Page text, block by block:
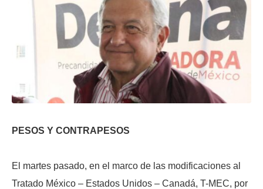
PESOS Y CONTRAPESOS
El martes pasado, en el marco de las modificaciones al
Tratado México – Estados Unidos – Canadá, T-MEC, por